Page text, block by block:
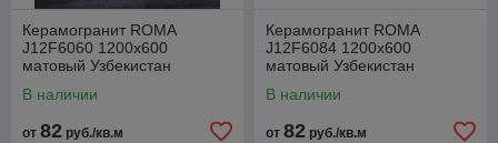
Керамогранит ROMA
J12F6060 1200x600
матовый Узбекистан
В наличии
от 82 руб./кв.м
Керамогранит ROMA
J12F6084 1200x600
матовый Узбекистан
В наличии
от 82 руб./кв.м